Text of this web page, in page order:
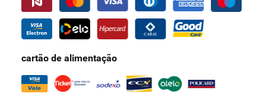
cartão de alimentação